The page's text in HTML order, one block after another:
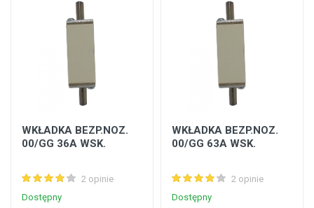
WKŁADKA BEZP.NOZ.
00/GG 36A WSK.
2 opinie
Dostępny
WKŁADKA BEZP.NOZ.
00/GG 63A WSK.
2 opinie
Dostępny